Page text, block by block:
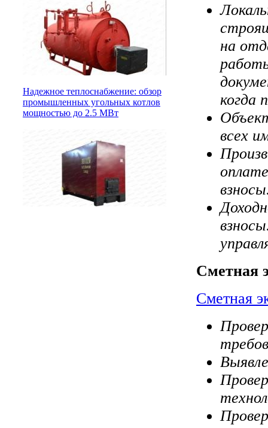
Надежное теплоснабжение: обзор
промышленных угольных котлов
мощностью до 2.5 МВт
на
когда
всех
Сметная
Сметная